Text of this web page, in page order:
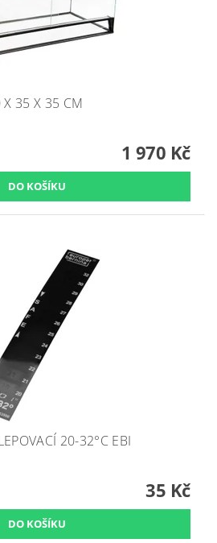
X 35 X 35 CM
1 970 Kč
20-32°C EBI
35 Kč